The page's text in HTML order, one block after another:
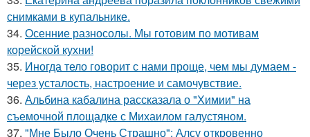
снимками в купальнике.
34. Осенние разносолы. Мы готовим по мотивам
корейской кухни!
35. Иногда тело говорит с нами проще, чем мы думаем -
через усталость, настроение и самочувствие.
36. Альбина кабалина рассказала о "Химии" на
съемочной площадке с Михаилом галустяном.
37. "Мне Было Очень Страшно": Алсу откровенно